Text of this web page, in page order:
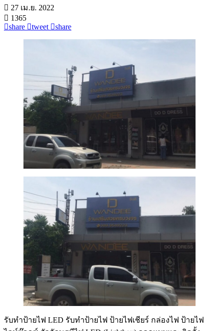
27 เม.ย. 2022
1365
share
tweet share
รับทําป้ายไฟ LED รับทำป้ายไฟ ป้ายไฟเชียร์ กล่องไฟ ป้ายไฟ